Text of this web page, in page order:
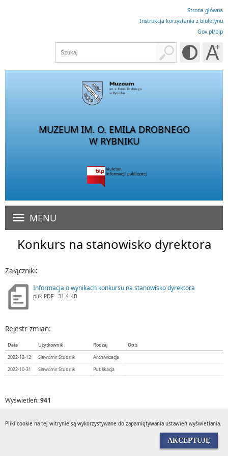
Strona główna
Instrukcja korzystania z biuletynu
Gov.pl/bip
MUZEUM IM. O. EMILA DROBNEGO
W RYBNIKU
MENU
Konkurs na stanowisko dyrektora
Załączniki:
Informacja o wynikach konkursu na stanowisko dyrektora
plik PDF- 31.4 KB
Rejestr zmian:
Data Użytkownik Rodzaj
Opis
2022-12-12
Sławomir Studnik
Archiwizacja
2022-10-31
Sławomir Studnik Publikacja
Wyświetleń:941
Pliki cookie na tej witrynie są wykorzystywane do zapamiętywania ustawień wyświetlania.
AKCEPTUJĘ